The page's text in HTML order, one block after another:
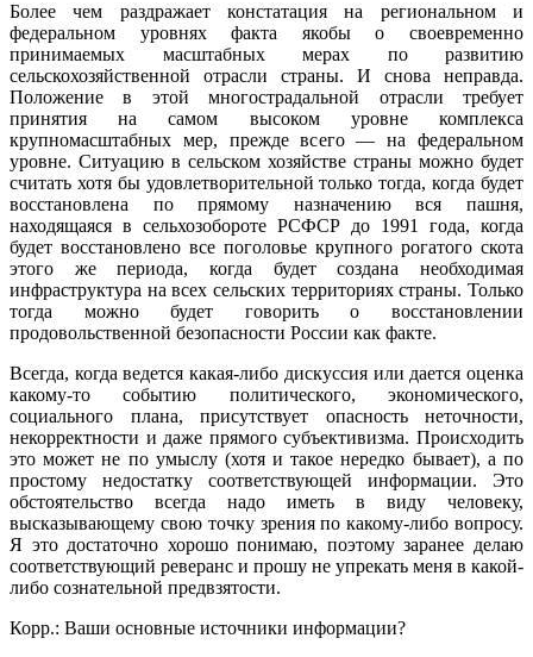
Более чем раздражает констатация на региональном и
федеральном уровнях факта якобы о своевременно
принимаемых масштабных мерах по развитию
сельскохозяйственной отрасли страны. И снова неправда.
Положение в этой многострадальной отрасли требует
принятия на самом высоком уровне комплекса
крупномасштабных мер, прежде всего — на федеральном
уровне. Ситуацию в сельском хозяйстве страны можно будет
считать хотя бы удовлетворительной только тогда, когда будет
восстановлена по прямому назначению вся пашня,
находящаяся в сельхозобороте РСФСР до 1991 года, когда
будет восстановлено все поголовье крупного рогатого скота
этого же периода, когда будет создана необходимая
инфраструктура на всех сельских территориях страны. Только
тогда можно будет говорить о восстановлении
продовольственной безопасности России как факте.
Всегда, когда ведется какая-либо дискуссия или дается оценка
какому-то событию политического, экономического,
социального плана, присутствует опасность неточности,
некорректности и даже прямого субъективизма. Происходить
это может не по умыслу (хотя и такое нередко бывает), а по
простому недостатку соответствующей информации. Это
обстоятельство всегда надо иметь в виду человеку,
высказывающему свою точку зрения по какому-либо вопросу.
Я это достаточно хорошо понимаю, поэтому заранее делаю
соответствующий реверанс и прошу не упрекать меня в какой-
либо сознательной предвзятости.
Корр.: Ваши основные источники информации?